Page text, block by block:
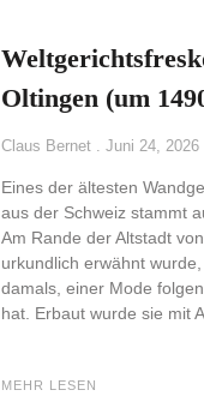
Oltingen (um
Claus Bernet Juni 24, 2026
Eines der ältesten
aus der Schweiz stammt
Am Rande der Altstadt
urkundlich erwähnt
damals, einer Mode
hat. Erbaut wurde sie mit
MEHR LESEN